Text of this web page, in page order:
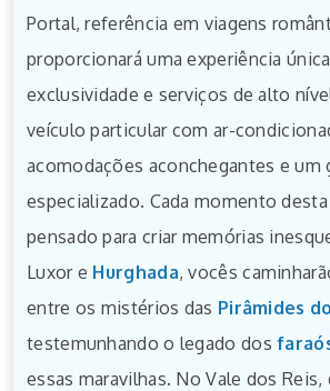
Portal, referência em viagens
proporcionará uma experiência
exclusividade e serviços de alto
veículo particular com ar-
acomodações aconchegantes e um
especializado. Cada momento
pensado para criar memórias
Luxor e Hurghada, vocês
entre os mistérios das Pirâmides
testemunhando o legado dos
essas maravilhas. No Vale dos Reis,